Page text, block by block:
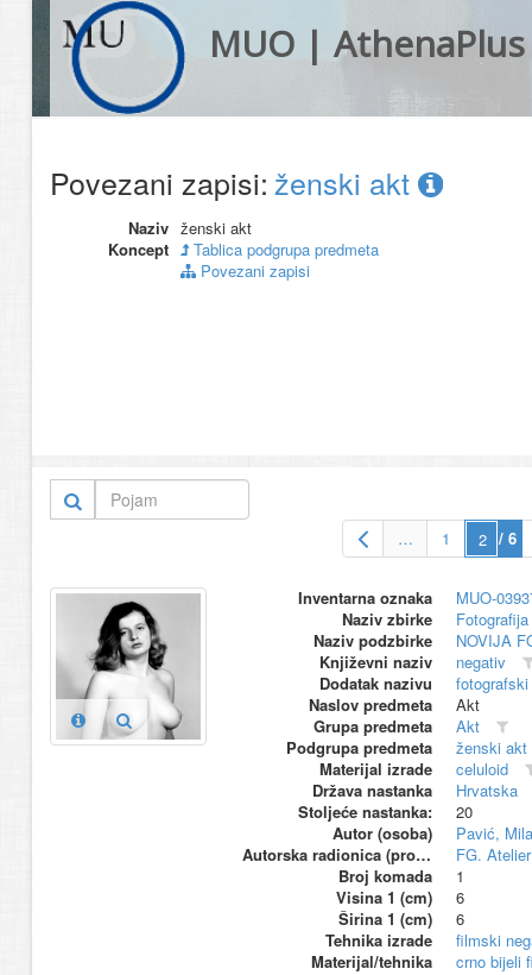
MUO | AthenaPlus
Povezani zapisi:ženski akt
Naziv ženski akt
Koncept
Tablica podgrupa predmeta
Povezani zapisi
… 1 / 6
Inventarna oznaka
MUO-
Naziv zbirke
Naziv podzbirke
NOVIJA
Književni naziv
negativ
Dodatak nazivu
Naslov predmeta
Akt
Grupa predmeta
Akt
Podgrupa predmeta
ženski akt
Materijal izrade
celuloid
Država nastanka
Hrvatska
Stoljeće nastanka:
20
Autor (osoba)
Pavić,
Autorska radionica (proizvođač)
FG.
Broj komada
1
Visina 1 (cm)
6
Širina 1 (cm)
6
Tehnika izrade
filmski
Materijal/tehnika
crno bijeli